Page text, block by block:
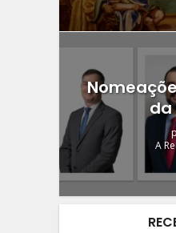
da
A